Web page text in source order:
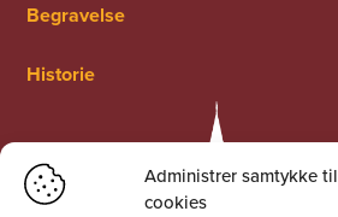
Administrer samtykke til
cookies
Begravelse
Historie